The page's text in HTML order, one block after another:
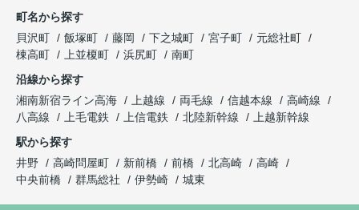
町名から探す
貝沢町
飯塚町 藤岡 下之城町 宮子町
元総社町
棟高町
上並榎町 浜尻町
南町
沿線から探す
湘南新宿ライン高海
上越線 両毛線 信越本線
高崎線
八高線
上毛電鉄 上信電鉄 北陸新幹線
上越新幹線
駅から探す
井野
高崎問屋町 新前橋 前橋 北高崎
高崎
中央前橋
群馬総社 伊勢崎 城東